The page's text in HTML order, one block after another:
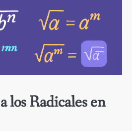
los Radicales en